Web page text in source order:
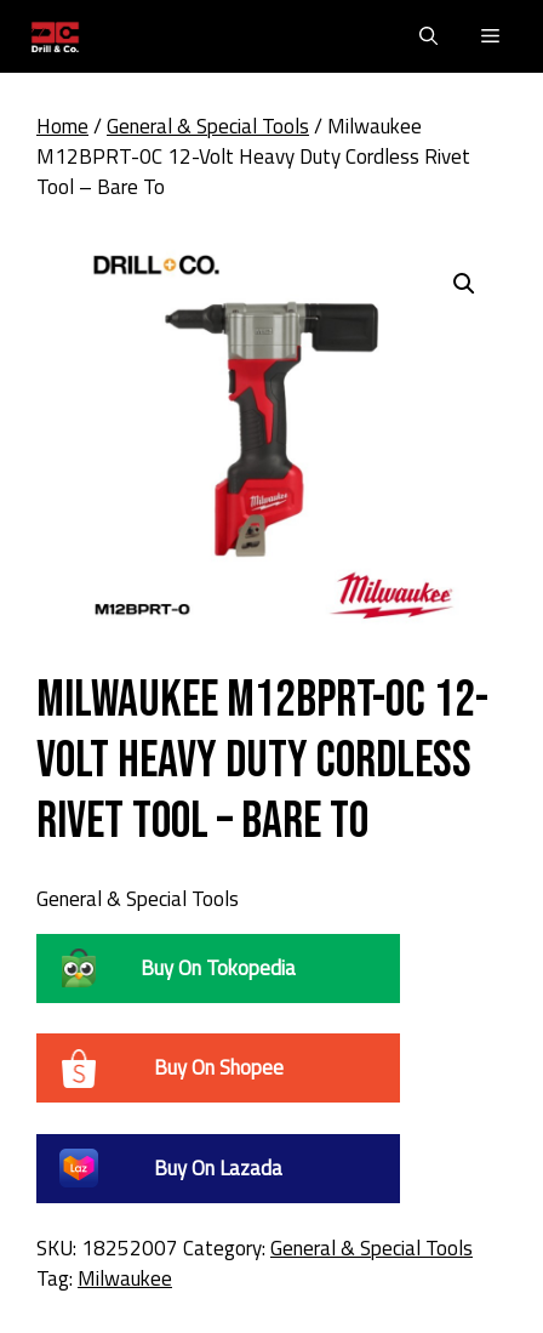
content
Home/General & Special Tools/ Milwaukee
M12BPRT-0C 12-Volt Heavy Duty Cordless Rivet
Tool – Bare To
Milwaukee M12BPRT-0C 12-
Volt Heavy Duty Cordless
Rivet Tool – Bare To
General & Special Tools
Buy On Tokopedia
Buy On Shopee
Buy On Lazada
SKU: 18252007 Category:General & Special Tools
Tag: Milwaukee